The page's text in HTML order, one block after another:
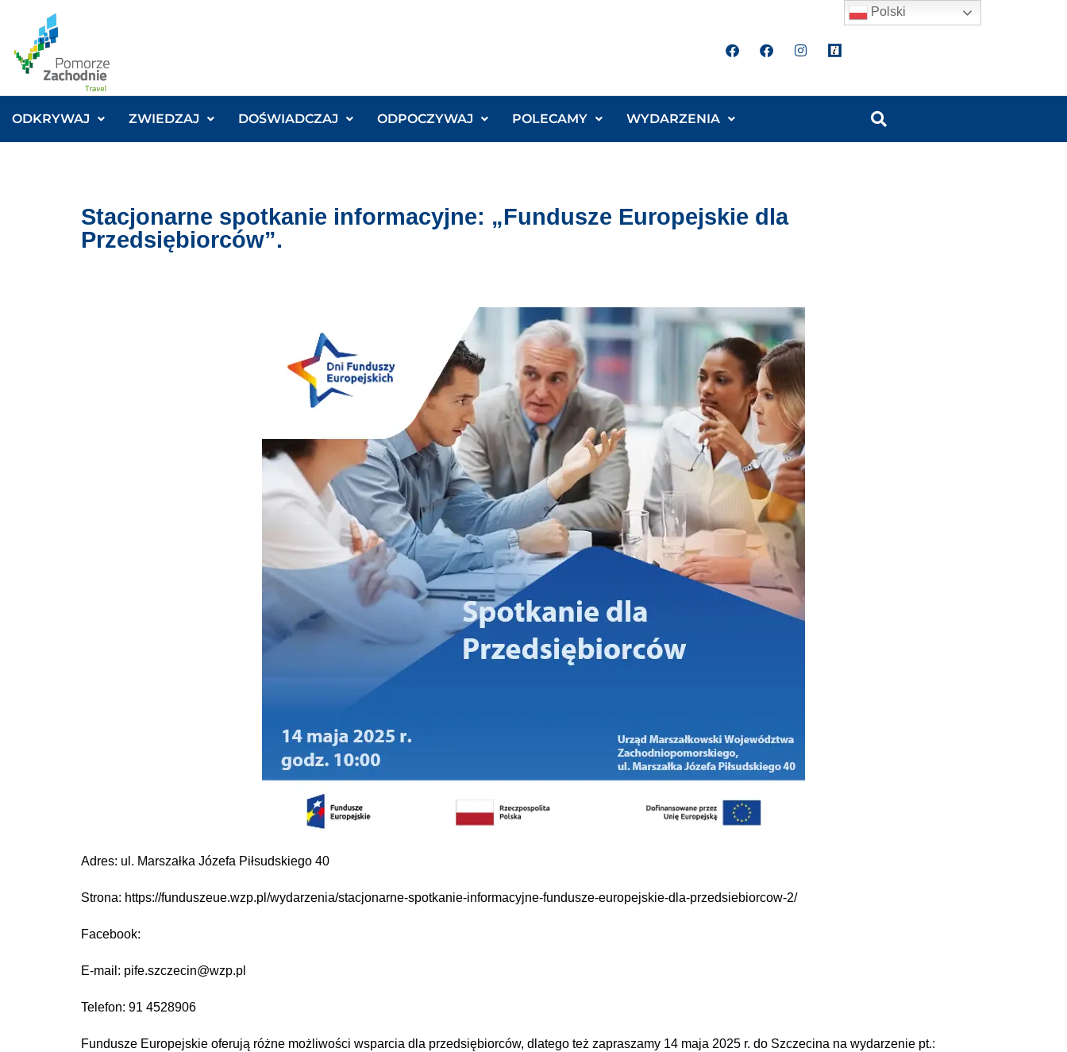
ODKRYWAJ ZWIEDZAJ DOŚWIADCZAJ ODPOCZYWAJ POLECAMY WYDARZENIA
Stacjonarne spotkanie informacyjne: „Fundusze Europejskie dla
Przedsiębiorców”.
Adres: ul. Marszałka Józefa Piłsudskiego 40
Strona: https://funduszeue.wzp.pl/wydarzenia/stacjonarne-spotkanie-informacyjne-fundusze-europejskie-dla-przedsiebiorcow-2/
Facebook:
E-mail: pife.szczecin@wzp.pl
Telefon: 91 4528906
Fundusze Europejskie oferują różne możliwości wsparcia dla przedsiębiorców, dlatego też zapraszamy 14 maja 2025 r. do Szczecina na wydarzenie pt.:
Polski